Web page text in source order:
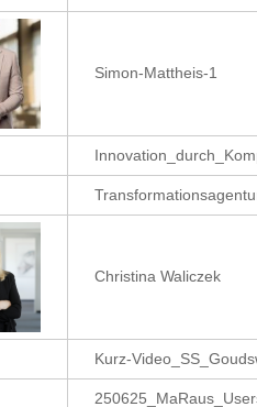
Simon-Mattheis-1
Christina Waliczek
Kurz-